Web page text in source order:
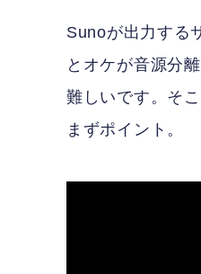
Sunoが出力する
とオケが音源分
難しいです。そ
まずポイント。